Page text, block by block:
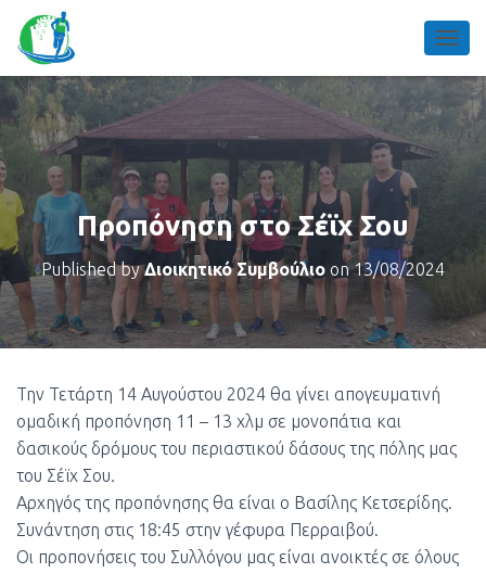
Προπόνηση στο Σέϊχ Σου
Published byΔιοικητικό Συμβούλιο on13/08/2024
Την Τετάρτη 14 Αυγούστου 2024 θα γίνει απογευματινή
ομαδική προπόνηση 11 – 13 χλμ σε μονοπάτια και
δασικούς δρόμους του περιαστικού δάσους της πόλης μας
του Σέϊχ Σου.
Αρχηγός της προπόνησης θα είναι ο Βασίλης Κετσερίδης.
Συνάντηση στις 18:45 στην γέφυρα Περραιβού.
Οι προπονήσεις του Συλλόγου μας είναι ανοικτές σε όλους